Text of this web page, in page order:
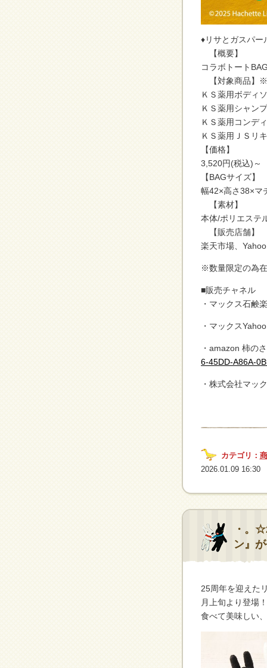
♦リサとガスパ
【概要】
コラボトート
【対象商品】※
ＫＳ薬用ボディ
ＫＳ薬用シャン
ＫＳ薬用コンデ
ＫＳ薬用ＪＳリ
【価格】
3,520円(税込)
【BAGサイズ】
幅42×高さ38×マ
【素材】
本体/ポリエステ
【販売店舗】
楽天市場、
※数量限定の為
■販売チャネル
・マックス石鹸
・マックス
・amazon 柿の
6-45DD-A86A-
・株式会社マッ
カテゴリ：
2026.01.09 16:30
・。
ン』
25周年を迎えた
月上旬より登場！
食べて美味しい